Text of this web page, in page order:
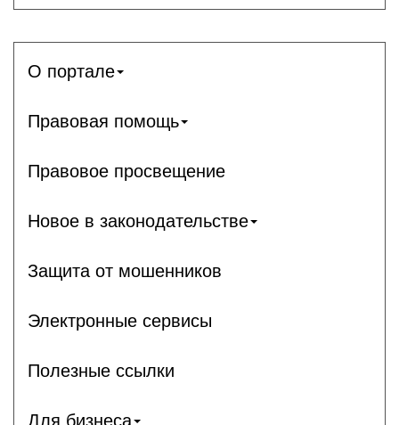
О портале
Правовая помощь
Правовое просвещение
Новое в законодательстве
Защита от мошенников
Электронные сервисы
Полезные ссылки
Для бизнеса